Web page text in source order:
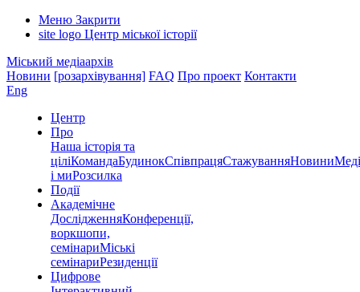
Меню Закрити
site logo Центр міської історії
Міський медіаархів
Новини [розархівування] FAQ Про проект Контакти
Eng
Центр
Про
Наша історія та
ціліКомандаБудинокСпівпрацяСтажуванняНовини
і миРозсилка
Події
Академічне
ДослідженняКонференції,
воркшопи,
семінариМіські
семінариРезиденції
Цифрове